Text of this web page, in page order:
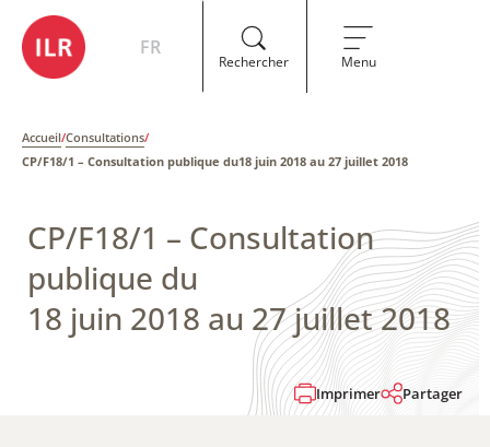
FR
Rechercher Menu
Accueil/Consultations/
CP/F18/1 – Consultation publique du18 juin 2018 au 27 juillet 2018
CP/F18/1 – Consultation
publique du
18 juin 2018 au 27 juillet 2018
Imprimer Partager